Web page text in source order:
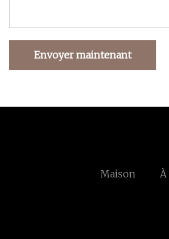
Envoyer maintenant
Maison À